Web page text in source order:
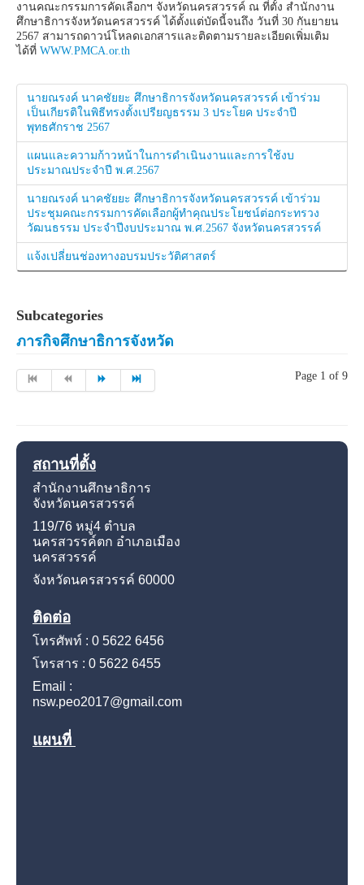
งานคณะกรรมการคัดเลือกฯ จังหวัดนครสวรรค์ ณ ที่ตั้ง สำนักงาน
ศึกษาธิการจังหวัดนครสวรรค์ ได้ตั้งแต่บัดนี้จนถึง วันที่ 30 กันยายน
2567 สามารถดาวน์โหลดเอกสารและติดตามรายละเอียดเพิ่มเติม
ได้ที่ WWW.PMCA.or.th
นายณรงค์ นาคชัยยะ ศึกษาธิการจังหวัดนครสวรรค์ เข้าร่วม
เป็นเกียรติในพิธีทรงตั้งเปรียญธรรม 3 ประโยค ประจำปี
พุทธศักราช 2567
แผนและความก้าวหน้าในการดำเนินงานและการใช้งบ
ประมาณประจำปี พ.ศ.2567
นายณรงค์ นาคชัยยะ ศึกษาธิการจังหวัดนครสวรรค์ เข้าร่วม
ประชุมคณะกรรมการคัดเลือกผู้ทำคุณประโยชน์ต่อกระทรวง
วัฒนธรรม ประจำปีงบประมาณ พ.ศ.2567 จังหวัดนครสวรรค์
แจ้งเปลี่ยนช่องทางอบรมประวัติศาสตร์
Subcategories
ภารกิจศึกษาธิการจังหวัด
Page 1 of 9
สถานที่ตั้ง
สำนักงานศึกษาธิการ
จังหวัดนครสวรรค์
119/76 หมู่4 ตำบล
นครสวรรค์ตก อำเภอเมือง
นครสวรรค์
จังหวัดนครสวรรค์ 60000
ติดต่อ
โทรศัพท์ : 0 5622 6456
โทรสาร : 0 5622 6455
Email :
nsw.peo2017@gmail.com
แผนที่